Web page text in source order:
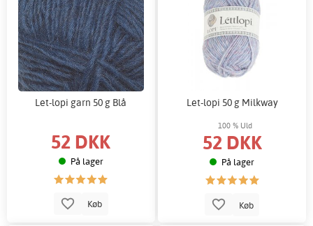
Let-lopi garn 50 g Blå
52 DKK
På lager
Køb
Let-lopi 50 g Milkway
100 % Uld
52 DKK
På lager
Køb